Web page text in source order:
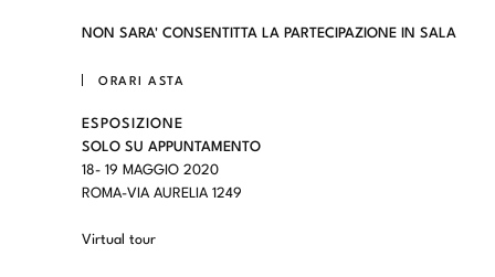
NON SARA' CONSENTITTA LA PARTECIPAZIONE IN SALA
ORARI ASTA
ESPOSIZIONE
SOLO SU APPUNTAMENTO
18- 19 MAGGIO 2020
ROMA-VIA AURELIA 1249
Virtual tour